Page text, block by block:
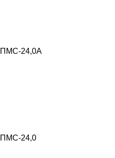
ПМС-24,0А
ПМС-24,0